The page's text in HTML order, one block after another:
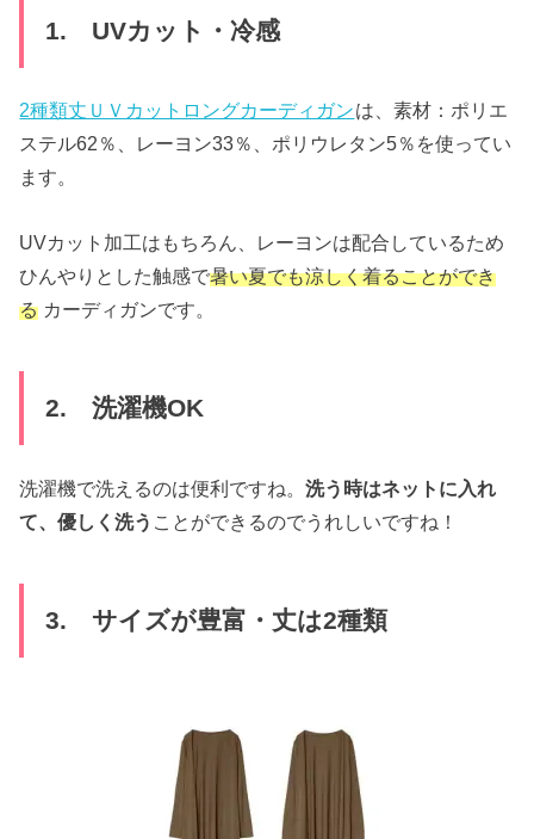
1. UVカット・冷感
2種類丈ＵＶカットロングカーディガンは、素材：ポリエ
ステル62％、レーヨン33％、ポリウレタン5％を使ってい
ます。
UVカット加工はもちろん、レーヨンは配合しているため
ひんやりとした触感で暑い夏でも涼しく着ることができ
る カーディガンです。
2. 洗濯機OK
洗濯機で洗えるのは便利ですね。洗う時はネットに入れ
て、優しく洗う ことができるのでうれしいですね！
3. サイズが豊富・丈は2種類